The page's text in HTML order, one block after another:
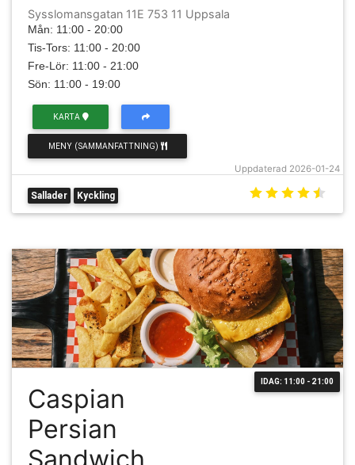
Sysslomansgatan 11E 753 11 Uppsala
Mån: 11:00 - 20:00
Tis-Tors: 11:00 - 20:00
Fre-Lör: 11:00 - 21:00
Sön: 11:00 - 19:00
Uppdaterad 2026-01-24
KARTA
MENY (SAMMANFATTNING)
Sallader Kyckling
IDAG: 11:00 - 21:00
Caspian
Persian